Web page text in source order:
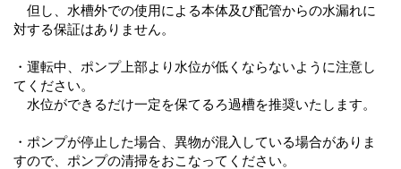
但し、水槽外での使用による本体及び配管からの水漏れに
対する保証はありません。
・運転中、ポンプ上部より水位が低くならないように注意し
てください。
水位ができるだけ一定を保てるろ過槽を推奨いたします。
・ポンプが停止した場合、異物が混入している場合がありま
すので、ポンプの清掃をおこなってください。